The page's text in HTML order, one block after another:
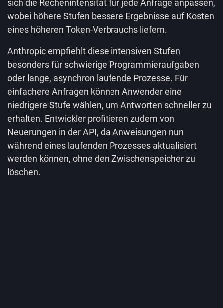
sich die Rechenintensität für jede Anfrage anpassen,
wobei höhere Stufen bessere Ergebnisse auf Kosten
eines höheren Token-Verbrauchs liefern.
Anthropic empfiehlt diese intensiven Stufen
besonders für schwierige Programmieraufgaben
oder lange, asynchron laufende Prozesse. Für
einfachere Anfragen können Anwender eine
niedrigere Stufe wählen, um Antworten schneller zu
erhalten. Entwickler profitieren zudem von
Neuerungen in der API, da Anweisungen nun
während eines laufenden Prozesses aktualisiert
werden können, ohne den Zwischenspeicher zu
löschen.